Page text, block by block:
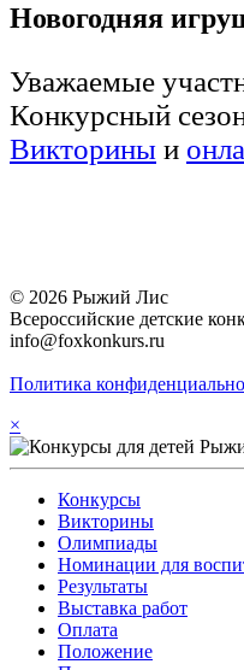
Новогодняя
Уважаемые
Конкурсный
Викторины и
© 2026 Рыжий Лис
Всероссийские детские
info@foxkonkurs.ru
Политика
×
Конкурсы
Викторины
Олимпиады
Номинации для
Результаты
Выставка работ
Оплата
Положение